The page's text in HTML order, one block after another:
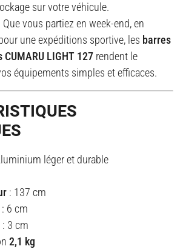
sur votre véhicule.
Que vous partiez en week-end, en
une expéditions sportive, les barres
LIGHT 127 rendent le
équipements simples et efficaces.
léger et durable
: 137 cm
: 6 cm
: 3 cm
2,1 kg